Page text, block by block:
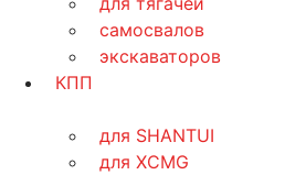
самосвалов
экскаваторов
КПП
для SHANTUI
для XCMG